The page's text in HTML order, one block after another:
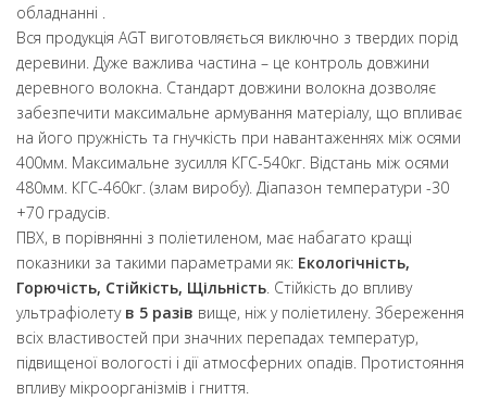
обладнанні .
Вся продукція AGT виготовляється виключно з твердих порід
деревини. Дуже важлива частина – це контроль довжини
деревного волокна. Стандарт довжини волокна дозволяє
забезпечити максимальне армування матеріалу, що впливає
на його пружність та гнучкість при навантаженнях між осями
400мм. Максимальне зусилля КГС-540кг. Відстань між осями
480мм. КГС-460кг. (злам виробу). Діапазон температури -30
+70 градусів.
ПВХ, в порівнянні з поліетиленом, має набагато кращі
показники за такими параметрами як: Екологічність,
Горючість, Стійкість, Щільність . Стійкість до впливу
ультрафіолету в 5 разів вище, ніж у поліетилену. Збереження
всіх властивостей при значних перепадах температур,
підвищеної вологості і дії атмосферних опадів. Протистояння
впливу мікроорганізмів і гниття.